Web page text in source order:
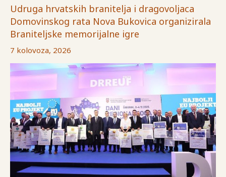
Udruga hrvatskih branitelja i dragovoljaca
Domovinskog rata Nova Bukovica organizirala
Braniteljske memorijalne igre
7 kolovoza, 2026